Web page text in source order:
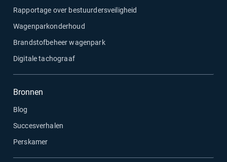
Rapportage over bestuurdersveiligheid
Wagenparkonderhoud
Brandstofbeheer wagenpark
Digitale tachograaf
Bronnen
Blog
Succesverhalen
Perskamer